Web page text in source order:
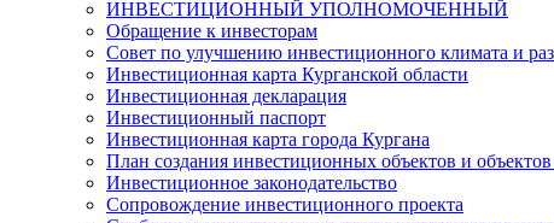
ИНВЕСТИЦИОННЫЙ УПОЛНОМОЧЕННЫЙ
Обращение к инвесторам
Совет по улучшению инвестиционного климата и
Инвестиционная карта Курганской области
Инвестиционная декларация
Инвестиционный паспорт
Инвестиционная карта города Кургана
План создания инвестиционных объектов и
Инвестиционное законодательство
Сопровождение инвестиционного проекта